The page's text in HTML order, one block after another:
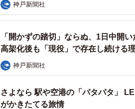
神戸新聞社
「開かずの踏切」ならぬ、1日中開
高架化後も「現役」で存在し続ける
神戸新聞社
さよなら 駅や空港の「パタパタ」
がかきたてる旅情